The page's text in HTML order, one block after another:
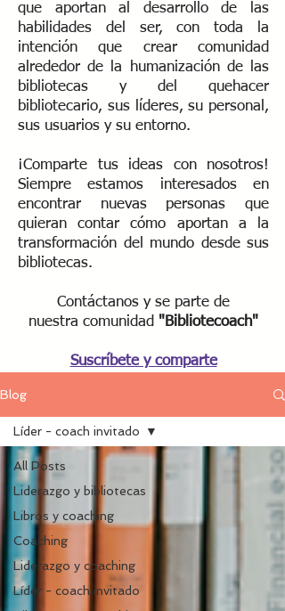
que aportan al desarrollo de las
habilidades del ser, con toda la
intención que crear comunidad
alrededor de la humanización de las
bibliotecas y del quehacer
bibliotecario, sus líderes, su personal,
sus usuarios y su entorno.
¡Comparte tus ideas con nosotros!
Siempre estamos interesados ​​en
encontrar nuevas personas que
quieran contar cómo aportan a la
transformación del mundo desde sus
bibliotecas.
Contáctanos y se parte de
nuestra comunidad "Bibliotecoach"​
Suscríbete y comparte
Blog
All Posts
Liderazgo y bibliotecas
Libros y coaching
Coaching
Liderazgo y coaching
Líder - coach invitado
Líder - coach invitado